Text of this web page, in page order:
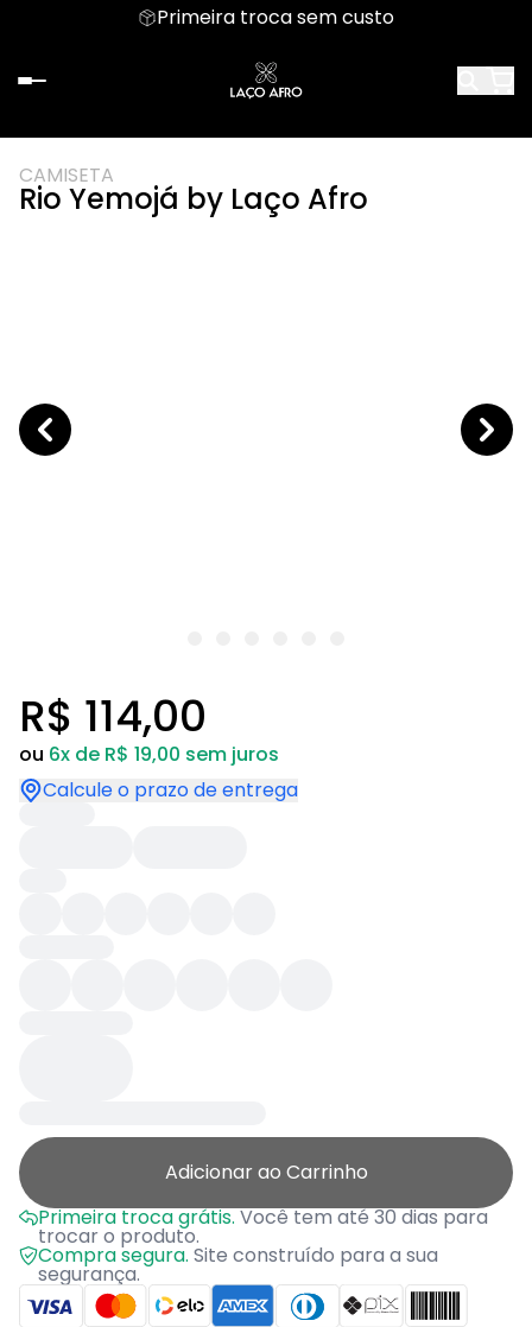
Primeira troca sem custo
CAMISETA
Rio Yemojá by Laço Afro
R$ 114,00
ou 6x de R$ 19,00 sem juros
Calcule o prazo de entrega
Adicionar ao Carrinho
Primeira troca grátis.Você tem até 30 dias para
trocar o produto.
Compra segura. Site construído para a sua
segurança.